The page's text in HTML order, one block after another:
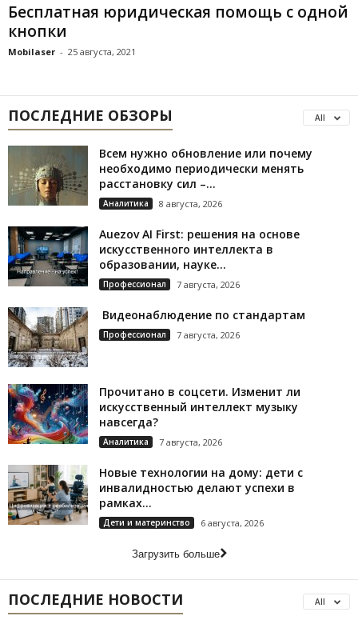
Бесплатная юридическая помощь с одной
кнопки
Mobilaser - 25 августа, 2021
ПОСЛЕДНИЕ ОБЗОРЫ All
Всем нужно обновление или почему
необходимо периодически менять
расстановку сил –...
Аналитика 8 августа, 2026
Auezov AI First: решения на основе
искусственного интеллекта в
образовании, науке...
Профессионал 7 августа, 2026
Видеонаблюдение по стандартам
Профессионал 7 августа, 2026
Прочитано в соцсети. Изменит ли
искусственный интеллект музыку
навсегда?
Аналитика 7 августа, 2026
Новые технологии на дому: дети с
инвалидностью делают успехи в
рамках...
Дети и материнство 6 августа, 2026
Загрузить больше
ПОСЛЕДНИЕ НОВОСТИ All